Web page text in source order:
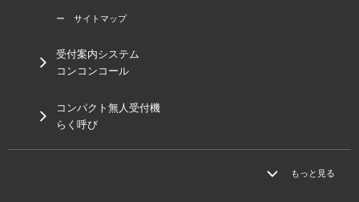
ー サイトマップ
受付案内システム
コンコンコール
コンパクト無人受付機
らく呼び
もっと見る